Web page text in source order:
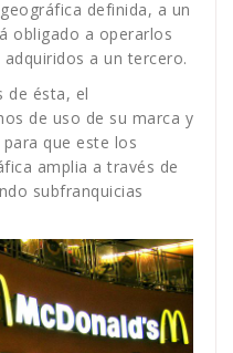
definida, a un
obligado a operarlos
a un tercero.
de ésta, el
de uso de su marca y
que este los
amplia a través de
subfranquicias